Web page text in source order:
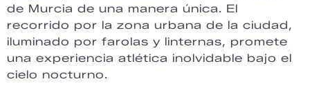
de Murcia de una manera única. El
recorrido por la zona urbana de la ciudad,
iluminado por farolas y linternas, promete
una experiencia atlética inolvidable bajo el
cielo nocturno.